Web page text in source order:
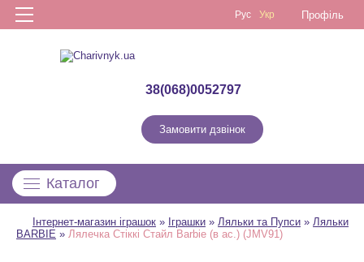
Профіль
Рус Укр
38(068)0052797
Замовити дзвінок
Каталог
Інтернет-магазин іграшок » Іграшки » Ляльки та Пупси » Ляльки
BARBIE » Лялечка Стіккі Стайл Barbie (в ас.) (JMV91)